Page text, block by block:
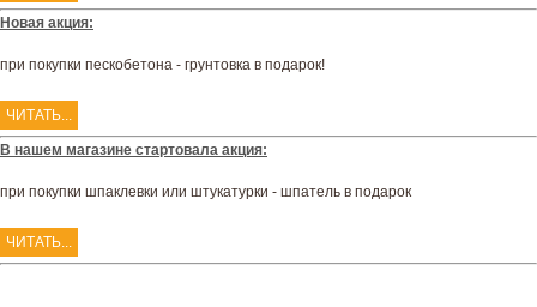
Новая акция:
при покупки пескобетона - грунтовка в подарок!
ЧИТАТЬ...
В нашем магазине стартовала акция:
при покупки шпаклевки или штукатурки - шпатель в подарок
ЧИТАТЬ...